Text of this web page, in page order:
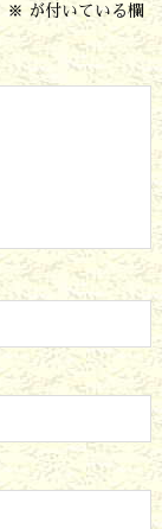
※ が付いている欄